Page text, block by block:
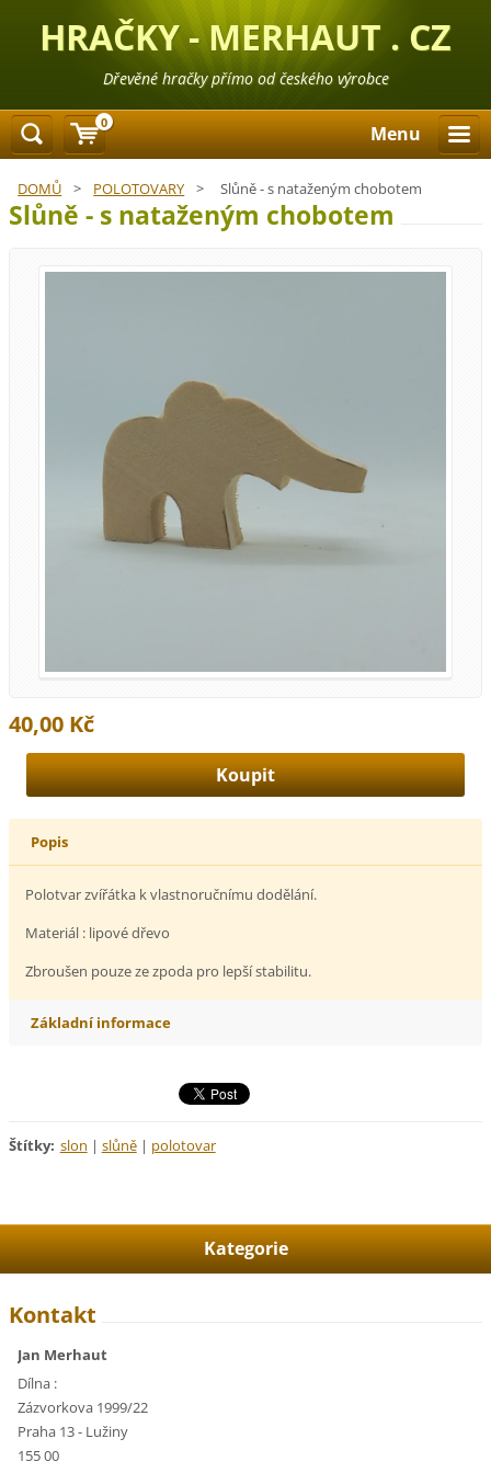
HRAČKY - MERHAUT . CZ
Dřevěné hračky přímo od českého výrobce
Menu
DOMŮ > POLOTOVARY > Slůně - s nataženým chobotem
Slůně - s nataženým chobotem
40,00 Kč
Popis
Polotvar zvířátka k vlastnoručnímu dodělání.
Materiál : lipové dřevo
Zbroušen pouze ze zpoda pro lepší stabilitu.
Základní informace
Štítky: slon | slůně | polotovar
Kategorie
Kontakt
Jan Merhaut
Dílna :
Zázvorkova 1999/22
Praha 13 - Lužiny
155 00
0